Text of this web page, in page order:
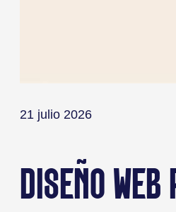
21 julio 2026
DISEÑO WEB